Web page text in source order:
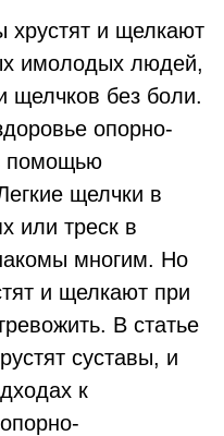
хрустят и щелкают
имолодых людей,
щелчков без боли.
опорно-
помощью
щелчки в
или треск в
многим. Но
и щелкают при
В статье
суставы, и
к